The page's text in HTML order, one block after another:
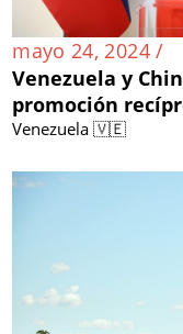
mayo 24, 2024 /
Venezuela y
promoción
Venezuela 🇻🇪